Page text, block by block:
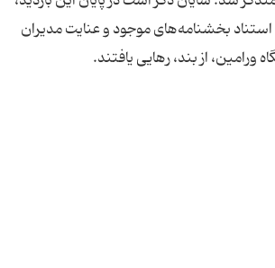
استناد بخشنامه‌های موجود و عنایت مدیران